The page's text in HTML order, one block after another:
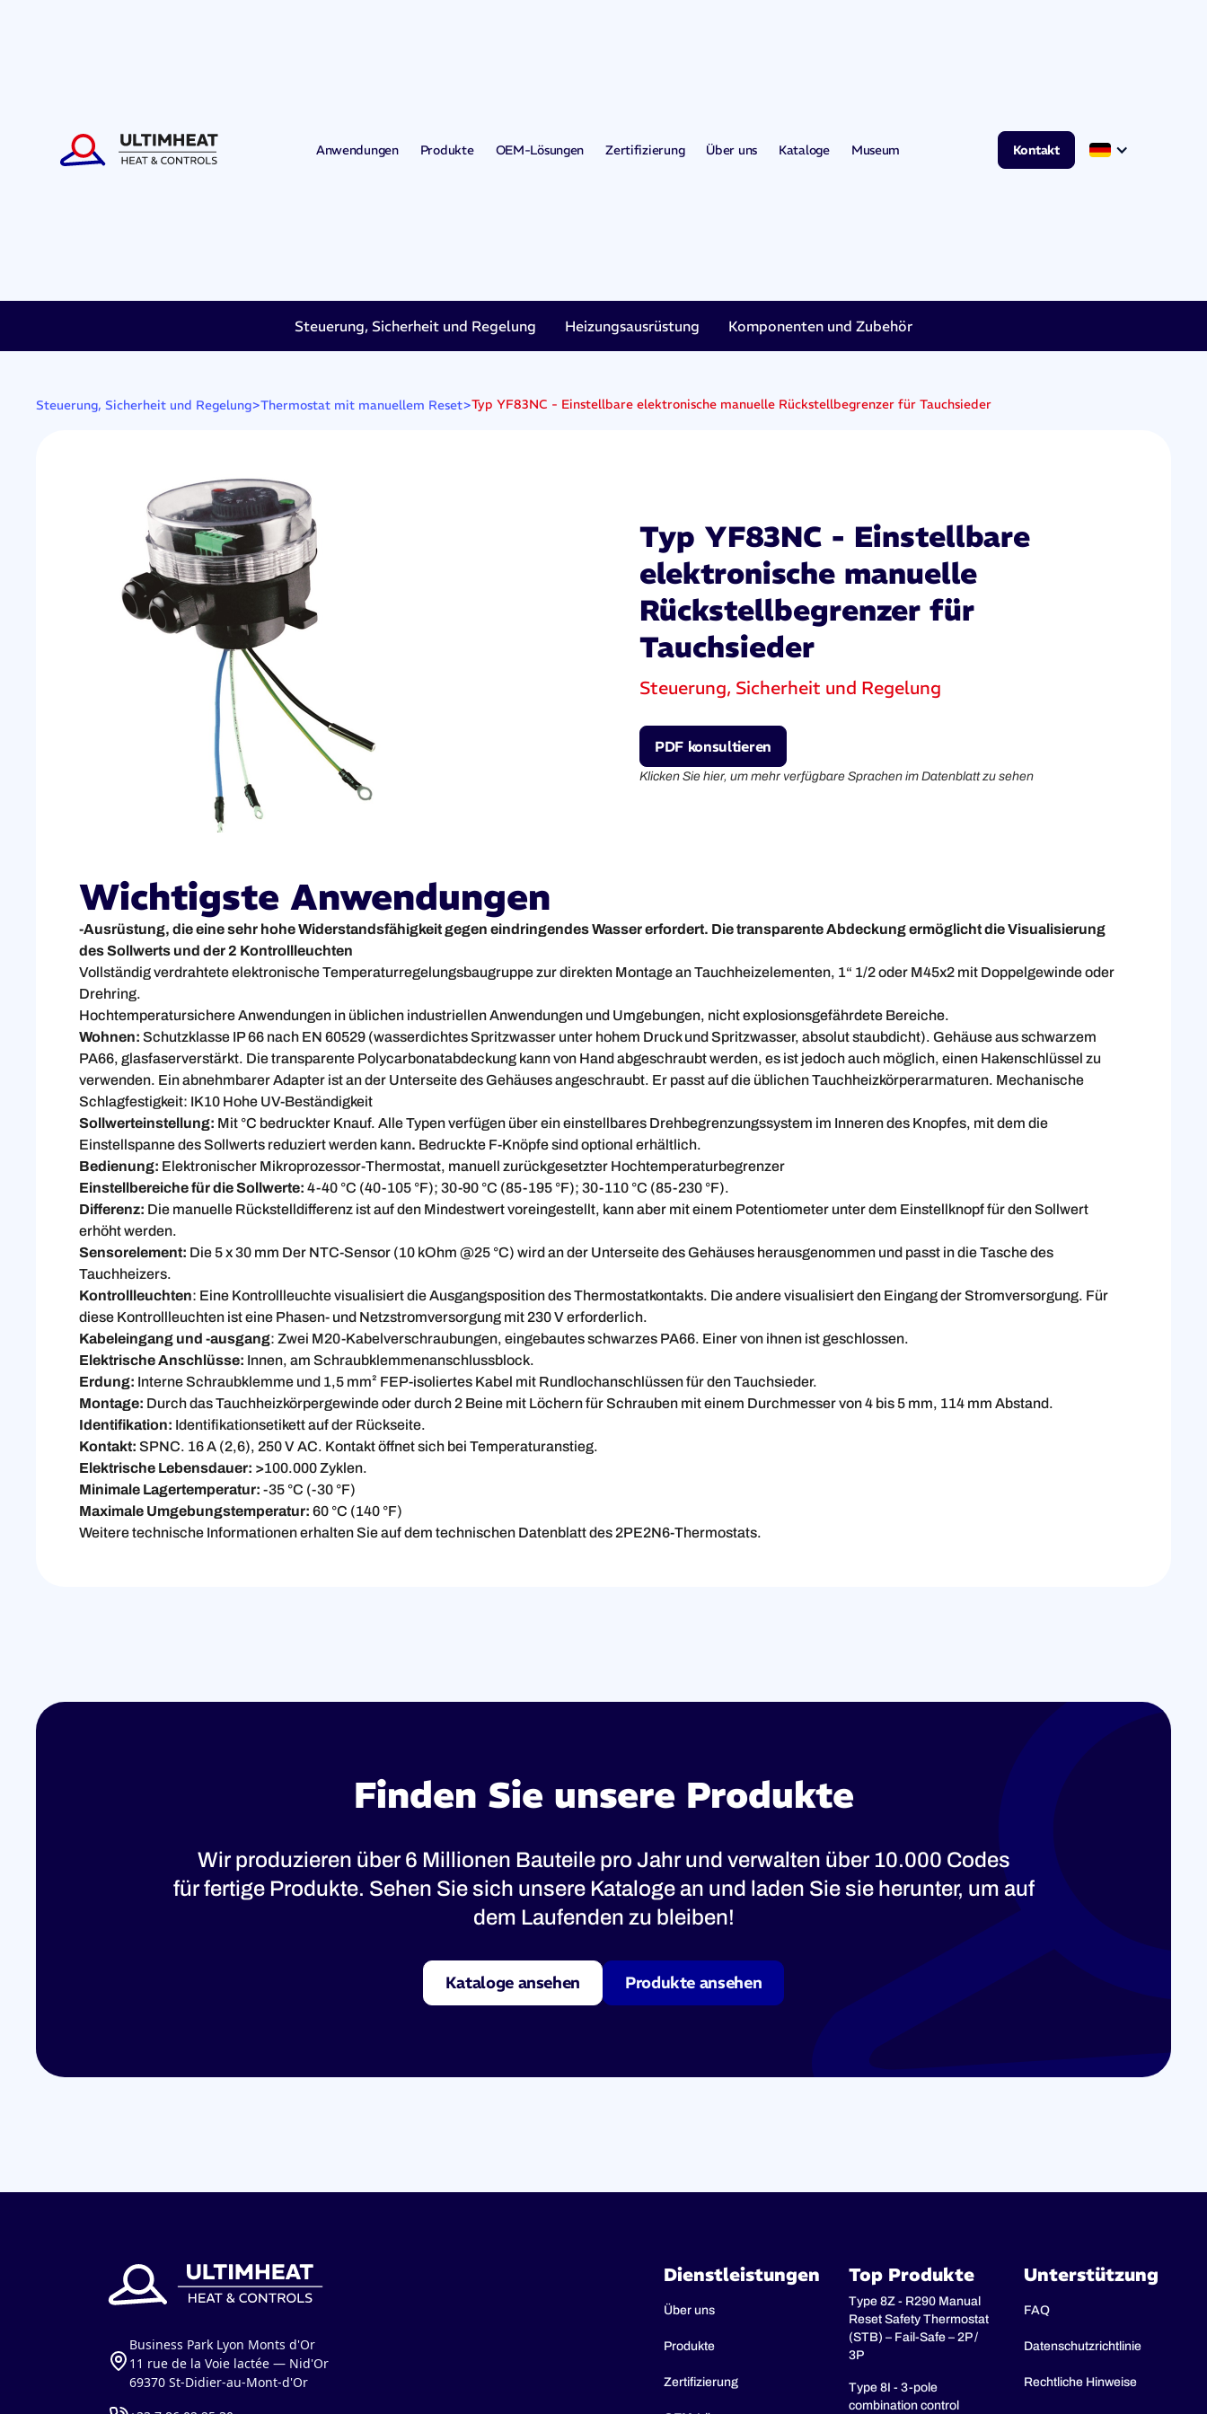
Anwendungen Produkte OEM-Lösungen Zertifizierung Über uns Kataloge Museum Kontakt
Steuerung, Sicherheit und Regelung Heizungsausrüstung Komponenten und Zubehör
Steuerung, Sicherheit und Regelung>Thermostat mit manuellem Reset>Typ YF83NC - Einstellbare elektronische manuelle Rückstellbegrenzer für Tauchsieder
Typ YF83NC - Einstellbare
elektronische manuelle
Rückstellbegrenzer für
Tauchsieder
Steuerung, Sicherheit und Regelung
PDF konsultieren
Klicken Sie hier, um mehr verfügbare Sprachen im Datenblatt zu sehen
Wichtigste Anwendungen
-Ausrüstung, die eine sehr hohe Widerstandsfähigkeit gegen eindringendes Wasser erfordert. Die transparente Abdeckung ermöglicht die Visualisierung
des Sollwerts und der 2 Kontrollleuchten
Vollständig verdrahtete elektronische Temperaturregelungsbaugruppe zur direkten Montage an Tauchheizelementen, 1“ 1/2 oder M45x2 mit Doppelgewinde oder
Drehring.
Hochtemperatursichere Anwendungen in üblichen industriellen Anwendungen und Umgebungen, nicht explosionsgefährdete Bereiche.
Wohnen: Schutzklasse IP 66 nach EN 60529 (wasserdichtes Spritzwasser unter hohem Druck und Spritzwasser, absolut staubdicht). Gehäuse aus schwarzem
PA66, glasfaserverstärkt. Die transparente Polycarbonatabdeckung kann von Hand abgeschraubt werden, es ist jedoch auch möglich, einen Hakenschlüssel zu
verwenden. Ein abnehmbarer Adapter ist an der Unterseite des Gehäuses angeschraubt. Er passt auf die üblichen Tauchheizkörperarmaturen. Mechanische
Schlagfestigkeit: IK10 Hohe UV-Beständigkeit
Sollwerteinstellung: Mit °C bedruckter Knauf. Alle Typenverfügen über ein einstellbares Drehbegrenzungssystem im Inneren des Knopfes, mit dem die
Einstellspanne des Sollwerts reduziert werden kann. Bedruckte F-Knöpfe sind optional erhältlich.
Bedienung: Elektronischer Mikroprozessor-Thermostat, manuell zurückgesetzter Hochtemperaturbegrenzer
Einstellbereiche für die Sollwerte: 4-40 °C (40-105 °F); 30-90 °C (85-195 °F); 30-110 °C (85-230 °F).
Differenz: Die manuelle Rückstelldifferenz ist auf den Mindestwert voreingestellt, kann aber mit einem Potentiometer unter dem Einstellknopf für den Sollwert
erhöht werden.
Sensorelement: Die 5 x 30 mm Der NTC-Sensor (10 kOhm @25 °C) wird an der Unterseite des Gehäuses herausgenommen und passt in die Tasche des
Tauchheizers.
Kontrollleuchten: Eine Kontrollleuchte visualisiert die Ausgangsposition des Thermostatkontakts. Die andere visualisiert den Eingang der Stromversorgung. Für
diese Kontrollleuchten ist eine Phasen- und Netzstromversorgung mit 230 V erforderlich.
Kabeleingang und -ausgang: Zwei M20-Kabelverschraubungen, eingebautes schwarzes PA66. Einer von ihnen ist geschlossen.
Elektrische Anschlüsse: Innen, am Schraubklemmenanschlussblock.
Erdung: Interne Schraubklemme und 1,5 mm² FEP-isoliertes Kabel mit Rundlochanschlüssen für den Tauchsieder.
Montage: Durch das Tauchheizkörpergewinde oder durch 2 Beine mit Löchern für Schrauben mit einem Durchmesser von 4 bis 5 mm, 114 mm Abstand.
Identifikation: Identifikationsetikett auf der Rückseite.
Kontakt: SPNC. 16 A (2,6), 250 V AC. Kontakt öffnet sich bei Temperaturanstieg.
Elektrische Lebensdauer: >100.000 Zyklen.
Minimale Lagertemperatur: -35 °C (-30 °F)
Maximale Umgebungstemperatur: 60 °C (140 °F)
Weitere technische Informationen erhalten Sie auf dem technischen Datenblatt des 2PE2N6-Thermostats.
Finden Sie unsere Produkte
Wir produzieren über 6 Millionen Bauteile pro Jahr und verwalten über 10.000 Codes
für fertige Produkte. Sehen Sie sich unsere Kataloge an und laden Sie sie herunter, um auf
dem Laufenden zu bleiben!
Kataloge ansehen Produkte ansehen
Business Park Lyon Monts d'Or
11 rue de la Voie lactée — Nid'Or
69370 St-Didier-au-Mont-d'Or
Dienstleistungen
Über uns
Produkte
Zertifizierung
Top Produkte
Type 8Z - R290 Manual
Reset Safety Thermostat
(STB) – Fail-Safe – 2P /
3P
Type 8I - 3-pole
combination control
Unterstützung
FAQ
Datenschutzrichtlinie
Rechtliche Hinweise